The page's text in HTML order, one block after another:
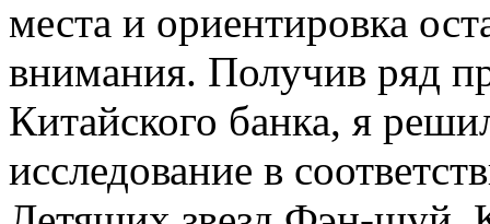
места и ориентировка
внимания. Получив ряд
Китайского банка, я
исследование в